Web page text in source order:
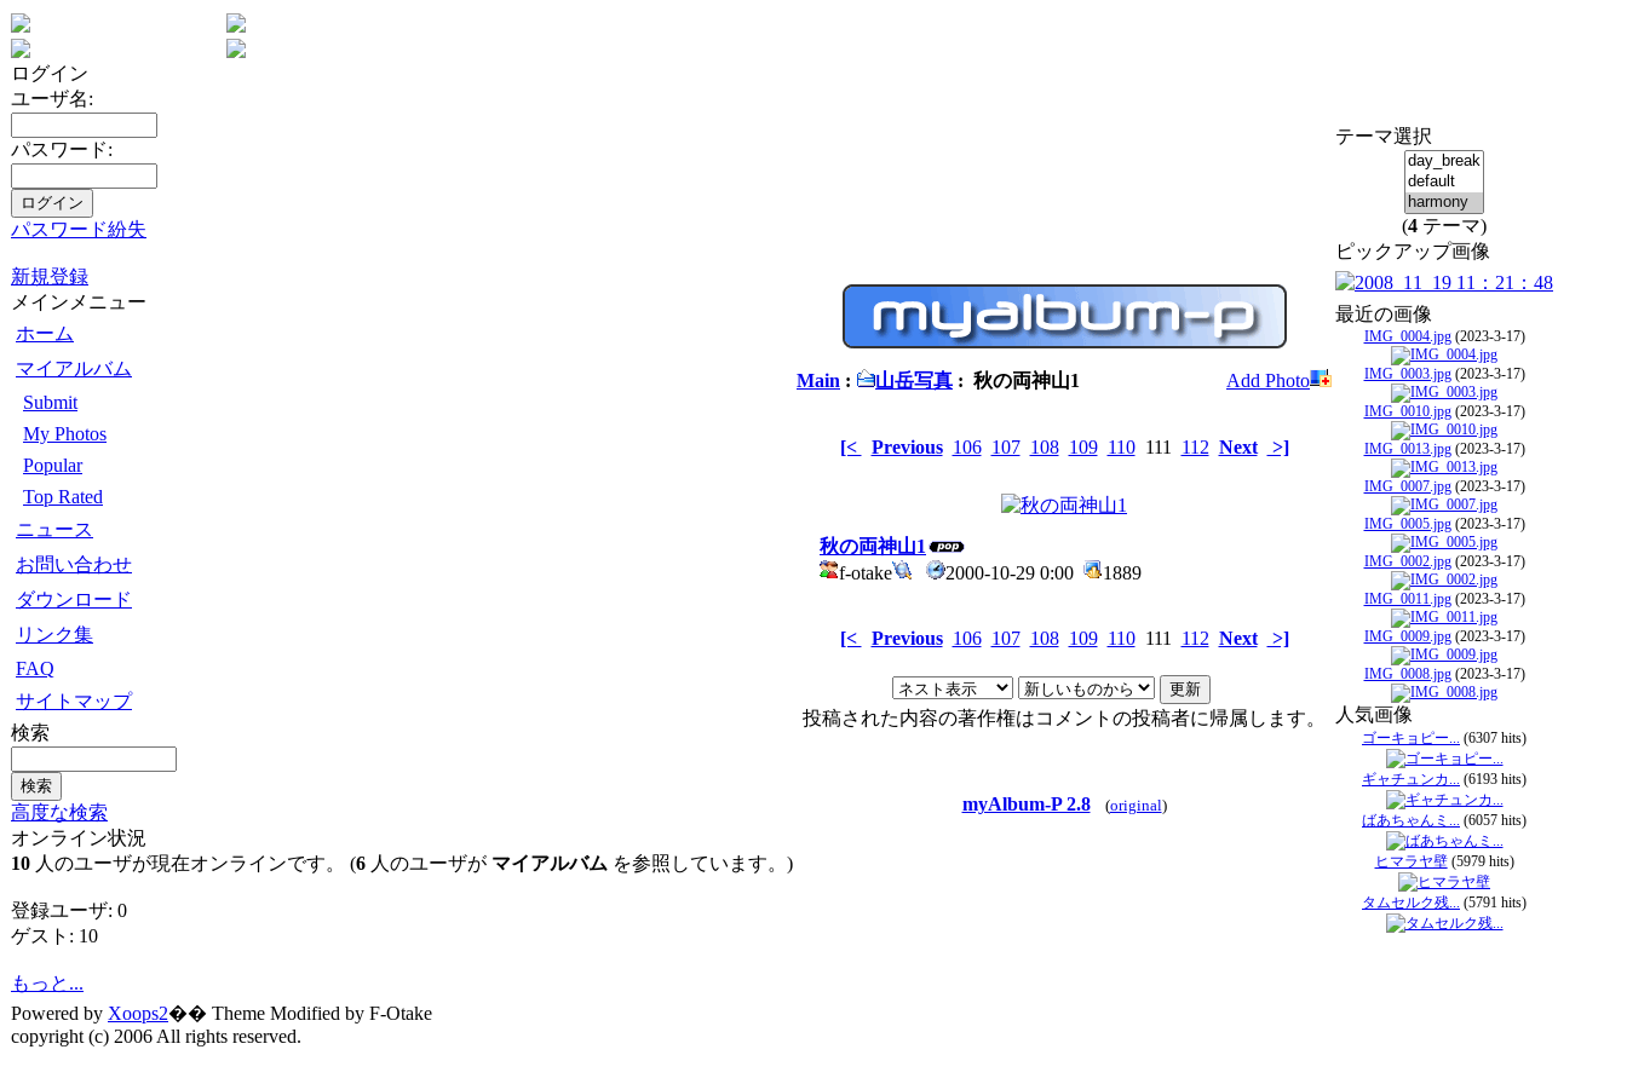
ログイン
ユーザ名:
パスワード:
パスワード紛失
新規登録
メインメニュー
ホーム
マイアルバム
Submit
My Photos
Popular
Top Rated
ニュース
お問い合わせ
ダウンロード
リンク集
FAQ
サイトマップ
検索
高度な検索
オンライン状況
10 人のユーザが現在オンラインです。 (6 人のユーザが マイアルバム を参照しています。)
登録ユーザ: 0
ゲスト: 10
もっと...
Main : 山岳写真 : 秋の両神山1 Add Photo
[< Previous 106 107 108 109 110111 112 Next >]
秋の両神山1
f-otake
2000-10-29 0:00 1889
[< Previous 106 107 108 109 110111 112 Next >]
投稿された内容の著作権はコメントの投稿者に帰属します。
myAlbum-P 2.8 (original)
テーマ選択
(4 テーマ)
ピックアップ画像
最近の画像
IMG_0004.jpg(2023-3-17)
IMG_0003.jpg(2023-3-17)
IMG_0010.jpg(2023-3-17)
IMG_0013.jpg(2023-3-17)
IMG_0007.jpg(2023-3-17)
IMG_0005.jpg(2023-3-17)
IMG_0002.jpg(2023-3-17)
IMG_0011.jpg(2023-3-17)
IMG_0009.jpg(2023-3-17)
IMG_0008.jpg(2023-3-17)
人気画像
ゴーキョピー... (6307 hits)
ギャチュンカ... (6193 hits)
ばあちゃんミ... (6057 hits)
ヒマラヤ壁(5979 hits)
タムセルク残... (5791 hits)
Powered by Xoops2�� Theme Modified by F-Otake
copyright (c) 2006 All rights reserved.